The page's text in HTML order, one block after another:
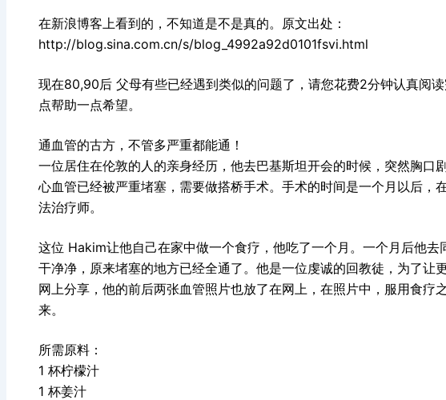
在新浪博客上看到的，不知道是不是真的。原文出处：
http://blog.sina.com.cn/s/blog_4992a92d0101fsvi.html
现在80,90后 父母有些已经遇到类似的问题了，请您花费2分钟认真阅
点帮助一点希望。
通血管的古方，不管多严重都能通！
一位居住在伦敦的人的亲身经历，他去巴基斯坦开会的时候，突然胸口
心血管已经被严重堵塞，需要做搭桥手术。手术的时间是一个月以后，
法治疗师。
这位 Hakim让他自己在家中做一个食疗，他吃了一个月。一个月后他
干净净，原来堵塞的地方已经全通了。他是一位虔诚的回教徒，为了让
网上分享，他的前后两张血管照片也放了在网上，在照片中，服用食疗
来。
所需原料：
1 杯柠檬汁
1 杯姜汁